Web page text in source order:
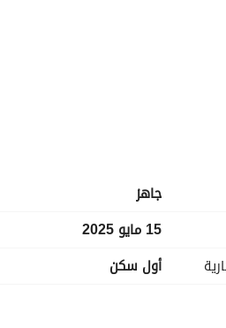
جاهز
15 مايو 2025
أول سكن